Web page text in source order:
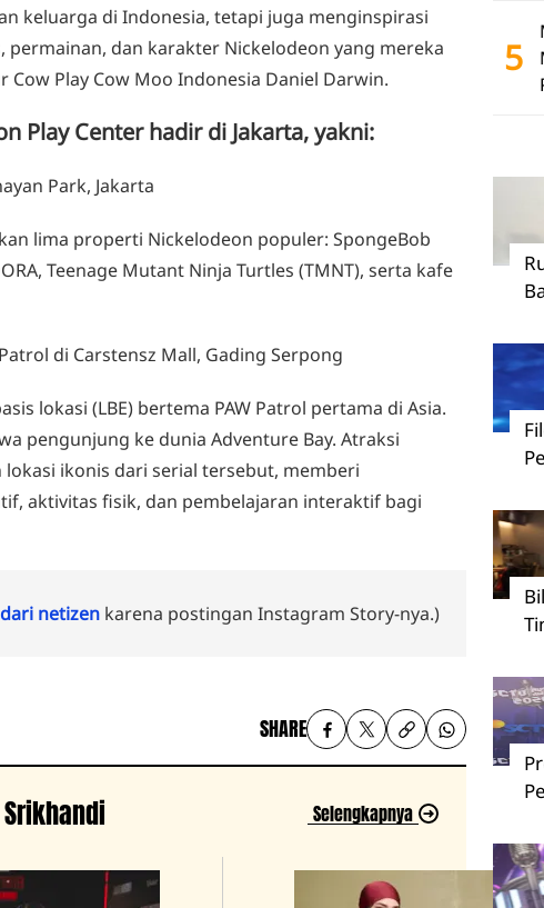
keluarga di Indonesia, tetapi juga menginspirasi
permainan, dan karakter Nickelodeon yang mereka
Play Cow Moo Indonesia Daniel Darwin.
Play Center hadir di Jakarta, yakni:
Park, Jakarta
lima properti Nickelodeon populer: SpongeBob
Teenage Mutant Ninja Turtles (TMNT), serta kafe
di Carstensz Mall, Gading Serpong
lokasi (LBE) bertema PAW Patrol pertama di Asia.
pengunjung ke dunia Adventure Bay. Atraksi
ikonis dari serial tersebut, memberi
aktivitas fisik, dan pembelajaran interaktif bagi
netizen karena postingan Instagram Story-nya.)
SHARE
Selengkapnya
5